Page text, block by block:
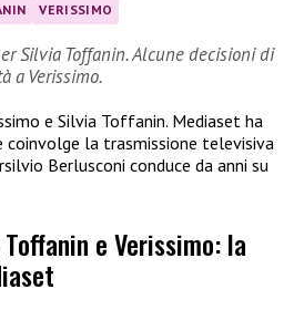
VERISSIMO
Silvia Toffanin. Alcune decisioni di
a Verissimo.
e Silvia Toffanin. Mediaset ha
coinvolge la trasmissione televisiva
Berlusconi conduce da anni su
e Verissimo: la